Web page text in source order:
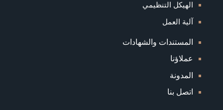
الهيكل التنظيمي
آلية العمل
المستندات والشهادات
عملاؤنا
المدونة
اتصل بنا